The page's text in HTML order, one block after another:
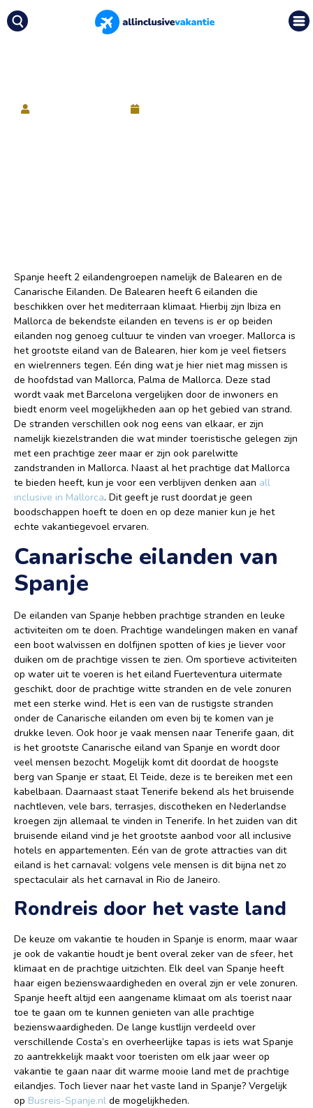
Spanje heeft 2 eilandengroepen namelijk de Balearen en de
Canarische Eilanden. De Balearen heeft 6 eilanden die
beschikken over het mediterraan klimaat. Hierbij zijn Ibiza en
Mallorca de bekendste eilanden en tevens is er op beiden
eilanden nog genoeg cultuur te vinden van vroeger. Mallorca is
het grootste eiland van de Balearen, hier kom je veel fietsers
en wielrenners tegen. Eén ding wat je hier niet mag missen is
de hoofdstad van Mallorca, Palma de Mallorca. Deze stad
wordt vaak met Barcelona vergelijken door de inwoners en
biedt enorm veel mogelijkheden aan op het gebied van strand.
De stranden verschillen ook nog eens van elkaar, er zijn
namelijk kiezelstranden die wat minder toeristische gelegen zijn
met een prachtige zeer maar er zijn ook parelwitte
zandstranden in Mallorca. Naast al het prachtige dat Mallorca
te bieden heeft, kun je voor een verblijven denken aan all
inclusive in Mallorca. Dit geeft je rust doordat je geen
boodschappen hoeft te doen en op deze manier kun je het
echte vakantiegevoel ervaren.
Canarische eilanden van
Spanje
De eilanden van Spanje hebben prachtige stranden en leuke
activiteiten om te doen. Prachtige wandelingen maken en vanaf
een boot walvissen en dolfijnen spotten of kies je liever voor
duiken om de prachtige vissen te zien. Om sportieve activiteiten
op water uit te voeren is het eiland Fuerteventura uitermate
geschikt, door de prachtige witte stranden en de vele zonuren
met een sterke wind. Het is een van de rustigste stranden
onder de Canarische eilanden om even bij te komen van je
drukke leven. Ook hoor je vaak mensen naar Tenerife gaan, dit
is het grootste Canarische eiland van Spanje en wordt door
veel mensen bezocht. Mogelijk komt dit doordat de hoogste
berg van Spanje er staat, El Teide, deze is te bereiken met een
kabelbaan. Daarnaast staat Tenerife bekend als het bruisende
nachtleven, vele bars, terrasjes, discotheken en Nederlandse
kroegen zijn allemaal te vinden in Tenerife. In het zuiden van dit
bruisende eiland vind je het grootste aanbod voor all inclusive
hotels en appartementen. Eén van de grote attracties van dit
eiland is het carnaval: volgens vele mensen is dit bijna net zo
spectaculair als het carnaval in Rio de Janeiro.
Rondreis door het vaste land
De keuze om vakantie te houden in Spanje is enorm, maar waar
je ook de vakantie houdt je bent overal zeker van de sfeer, het
klimaat en de prachtige uitzichten. Elk deel van Spanje heeft
haar eigen bezienswaardigheden en overal zijn er vele zonuren.
Spanje heeft altijd een aangename klimaat om als toerist naar
toe te gaan om te kunnen genieten van alle prachtige
bezienswaardigheden. De lange kustlijn verdeeld over
verschillende Costa’s en overheerlijke tapas is iets wat Spanje
zo aantrekkelijk maakt voor toeristen om elk jaar weer op
vakantie te gaan naar dit warme mooie land met de prachtige
eilandjes. Toch liever naar het vaste land in Spanje? Vergelijk
op Busreis-Spanje.nl de mogelijkheden.